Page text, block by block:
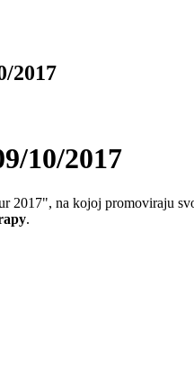
2017
10/2017
2017", na kojoj promoviraju
.